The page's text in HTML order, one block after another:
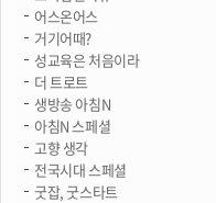
어스온어스
거기어때?
성교육은 처음이라
더 트로트
생방송 아침N
아침N 스페셜
고향 생각
전국시대 스페셜
굿잡, 굿스타트